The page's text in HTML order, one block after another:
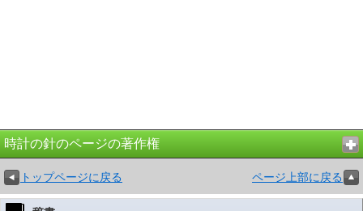
時計の針のページの著作権
トップページに戻る ページ上部に戻る